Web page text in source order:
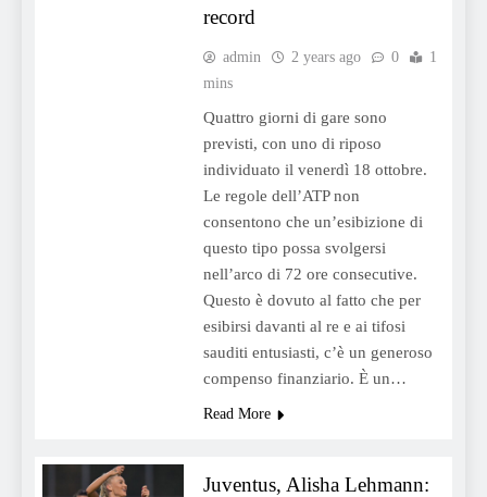
record
admin 2 years ago 0
1
mins
Quattro giorni di gare sono
previsti, con uno di riposo
individuato il venerdì 18 ottobre.
Le regole dell’ATP non
consentono che un’esibizione di
questo tipo possa svolgersi
nell’arco di 72 ore consecutive.
Questo è dovuto al fatto che per
esibirsi davanti al re e ai tifosi
sauditi entusiasti, c’è un generoso
compenso finanziario. È un…
Read More
Juventus, Alisha Lehmann: